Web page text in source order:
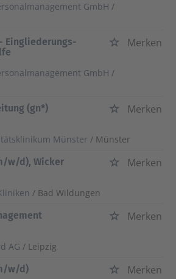
GmbH /
Eingliederungs-
Merken
GmbH /
(gn*)
Merken
Münster / Münster
w/d), Wicker
Merken
/ Bad Wildungen
Merken
AG / Leipzig
w/d)
Merken